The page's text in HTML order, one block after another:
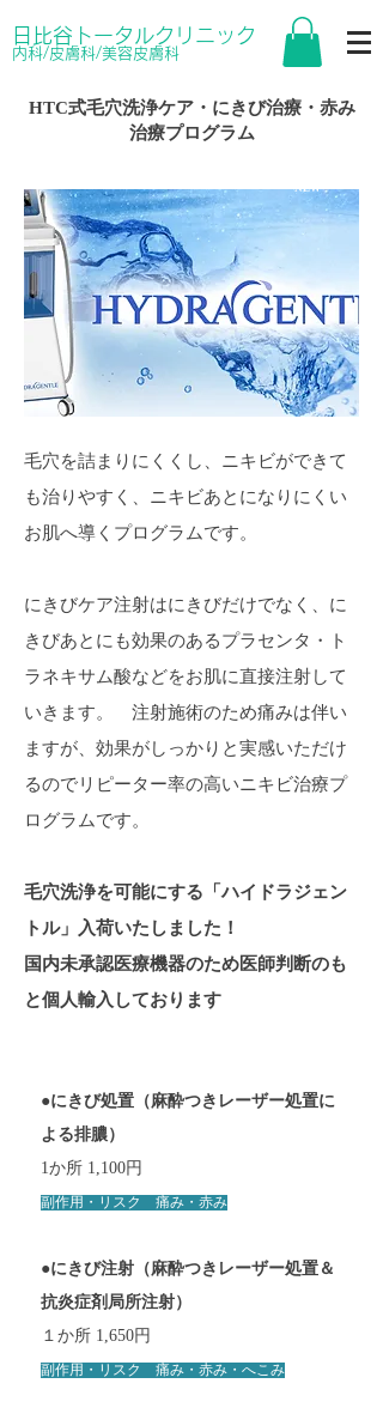
日比谷トータルクリニック
内科/皮膚科/美容皮膚科
HTC式毛穴洗浄ケア・にきび治療・赤み
治療プログラム
​NEW
毛穴を詰まりにくくし、ニキビができて
も治りやすく、ニキビあとになりにくい
お肌へ導くプログラムです。​
​にきびケア注射はにきびだけでなく、に
きびあとにも効果のあるプラセンタ・ト
ラネキサム酸などをお肌に直接注射して
いきます。 注射施術のため痛みは伴い
ますが、効果がしっかりと実感いただけ
るのでリピーター率の高いニキビ治療プ
ログラムです。​
​毛穴洗浄を可能にする「ハイドラジェン
トル」入荷いたしました！
​国内未承認医療機器のため医師判断のも
と個人輸入しております
●にきび処置（麻酔つきレーザー処置に
よる排膿）
1か所 1,100円
副作用 ・リスク 痛み・赤み
●にきび注射（麻酔つきレーザー処置＆
抗炎症剤局所注射）
１か所 1,650円
副作用・リスク 痛み・ 赤み・へこみ